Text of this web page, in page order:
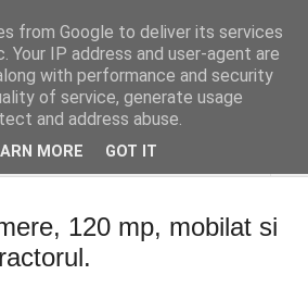
909 ; Vasile Baciu 0768 440 185
120 mp, mobilat si
from Google to deliver its services
Your IP address and user-agent are
with performance and security
of service, generate usage
and address abuse.
MORE GOT IT